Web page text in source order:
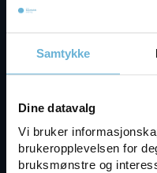
Samtykke
Dine datavalg
Vi bruker
brukeropplevelsen for
bruksmønstre og
Kostholdsendring AS
Org. nr. 927532840
(+47) 915 29 353
Post- og
Oslo Tennisarena
Eikenga 4, 0579 Oslo